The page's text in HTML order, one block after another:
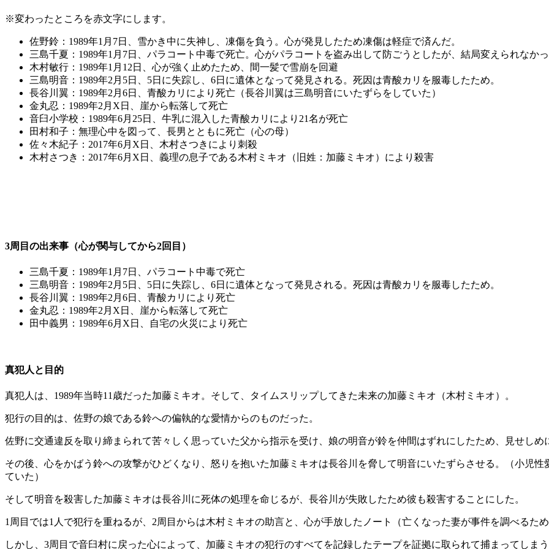
※変わったところを赤文字にします。
佐野鈴 ：1989年1月7日、雪かき中に失神し、凍傷を負う。 心が発見したため凍傷は軽症で済んだ。
三島千夏：1989年1月7日、パラコート中毒で死亡。心がパラコートを盗み出して防ごうとしたが、結局変えられなか
木村敏行：1989年1月12日、心が強く止めたため、間一髪で雪崩を回避
三島明音：1989年2月5日、5日に失踪し、6日に遺体となって発見される。死因は青酸カリを服毒したため。
長谷川翼：1989年2月6日、青酸カリにより死亡（長谷川翼は三島明音にいたずらをしていた）
金丸忍：1989年2月X日、崖から転落して死亡
音臼小学校：1989年6月25日、牛乳に混入した青酸カリにより21名が死亡
田村和子：無理心中を図って、長男とともに死亡（心の母）
佐々木紀子：2017年6月X日、木村さつきにより刺殺
木村さつき：2017年6月X日、義理の息子である木村ミキオ（旧姓：加藤ミキオ）により殺害
3周目の出来事（心が関与してから2回目）
三島千夏：1989年1月7日、パラコート中毒で死亡
三島明音：1989年2月5日、5日に失踪し、6日に遺体となって発見される。死因は青酸カリを服毒したため。
長谷川翼：1989年2月6日、青酸カリにより死亡
金丸忍：1989年2月X日、崖から転落して死亡
田中義男： 1989年6月X日、自宅の火災により死亡
真犯人と目的
真犯人は、1989年当時11歳だった加藤ミキオ。そして、タイムスリップしてきた未来の加藤ミキオ（木村ミキオ）。
犯行の目的は、佐野の娘である鈴への偏執的な愛情からのものだった。
佐野に交通違反を取り締まられて苦々しく思っていた父から指示を受け、娘の明音が鈴を仲間はずれにしたため、見せしめ
その後、心をかばう鈴への攻撃がひどくなり、怒りを抱いた加藤ミキオは長谷川を脅して明音にいたずらさせる。（小児
ていた）
そして明音を殺害した加藤ミキオは長谷川に死体の処理を命じるが、長谷川が失敗したため彼も殺害することにした。
1周目では1人で犯行を重ねるが、2周目からは木村ミキオの助言と、心が手放したノート（亡くなった妻が事件を調べるた
しかし、3周目で音臼村に戻った心によって、加藤ミキオの犯行のすべてを記録したテープを証拠に取られて捕まってしま